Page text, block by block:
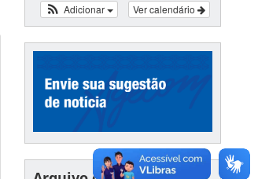
Ver calendário
Adicionar